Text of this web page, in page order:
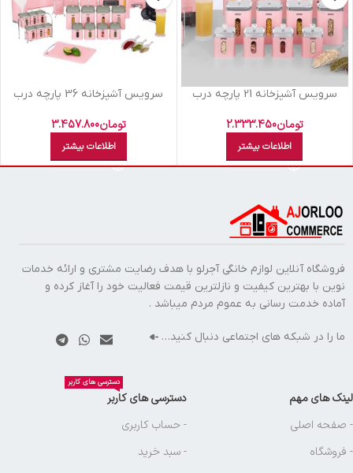
سرويس آشپزخانه 21 پارچه درب
پاستيليتومان2.333.450
اطلاعات بیشتر
سرويس آشپزخانه 36 پارچه درب
پاستيليتومان3.457.800
اطلاعات بیشتر
فروشگاه آنلاین لوازم خانگی آجرلو با هدف رضایت مشتری و ارائه خدمات
نوین با بهترین کیفیت و نازلترین قیمت فعالیت خود را آغاز کرده و
آماده خدمت رسانی به عموم مردم میباشد .
ما را در شبکه های اجتماعی دنبال کنید…
لینک های مهم
- صفحه اصلی
- فروشگاه
دسترسی های کاربر
دسترسی های کاربر
- حساب کاربری
- سبد خرید